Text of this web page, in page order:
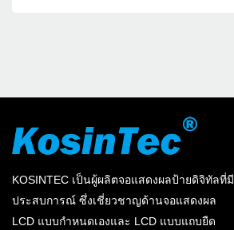
KOSINTEC เป็นผู้ผลิตจอแสดงผลป้ายดิจิทัลที่มี
ประสบการณ์ ซึ่งเชี่ยวชาญด้านจอแสดงผล
LCD แบบกำหนดเองและ LCD แบบแถบยืด